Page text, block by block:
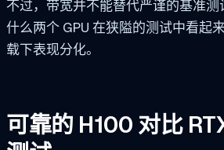
不过，带宽并不能替代严谨的基准
什么两个 GPU 在狭隘的测试中看起
载下表现分化。
可靠的 H100 对比